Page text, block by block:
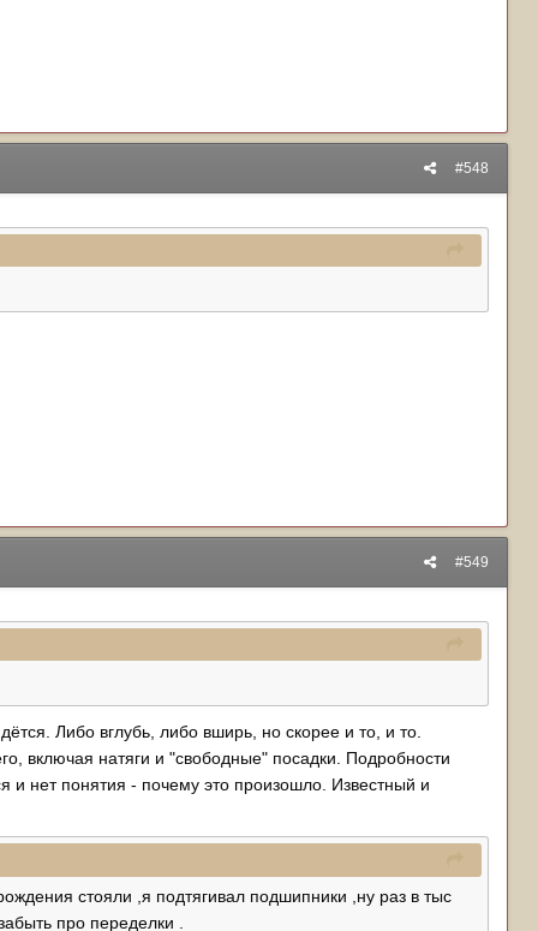
#548
#549
Либо вглубь, либо вширь, но скорее и то, и то.
включая натяги и "свободные" посадки. Подробности
и нет понятия - почему это произошло. Известный и
стояли ,я подтягивал подшипники ,ну раз в тыс
про переделки .